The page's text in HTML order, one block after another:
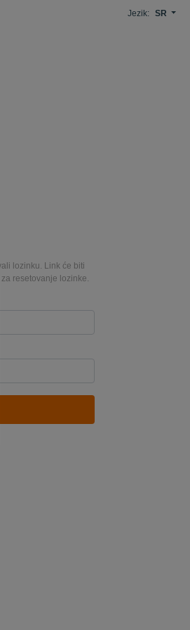
Jezik: SR
lozinku. Link će biti
resetovanje lozinke.